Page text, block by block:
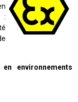
:
environnements